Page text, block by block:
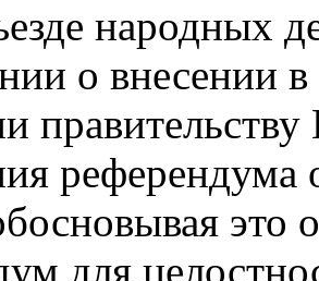
народных
о внесении
референдума
это
для